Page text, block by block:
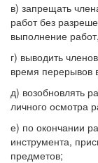
в) запрещать
работ без
выполнение
г) выводить
время перерывов
д) возобновлять
личного осмотра
е) по окончании
инструмента,
предметов;